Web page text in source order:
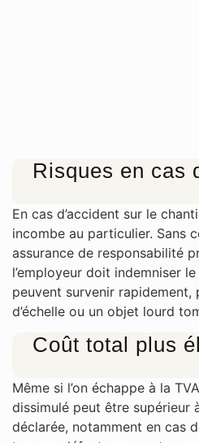
Risques en cas
En cas d’accident sur le
incombe au particulier. Sans
assurance de responsabilité
l’employeur doit indemniser
peuvent survenir rapidement,
d’échelle ou un objet lourd
Coût total plus
Même si l’on échappe à la
dissimulé peut être supérieur
déclarée, notamment en cas